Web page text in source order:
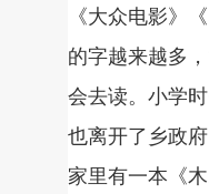
《大众电影》
的字越来越多
会去读。小学
也离开了乡政
家里有一本《